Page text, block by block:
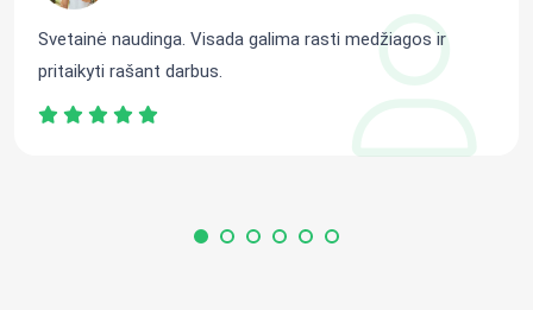
Svetainė naudinga. Visada galima rasti medžiagos ir
pritaikyti rašant darbus.